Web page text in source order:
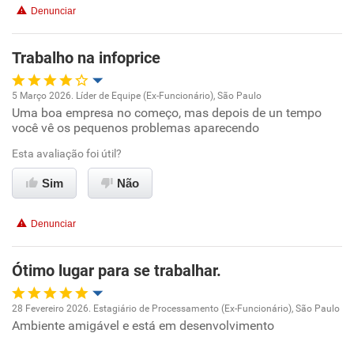
Recomenda esta empresa
Recomenda a diretoria
Denunciar
Trabalho na infoprice
Oportunidade de promoção
Ambiente de trabalho
Conciliação com a vida familiar
Recomenda esta empresa
Não recomenda a diretoria
5 Março 2026. Líder de Equipe (Ex-Funcionário), São Paulo
Uma boa empresa no começo, mas depois de un tempo
você vê os pequenos problemas aparecendo
Esta avaliação foi útil?
Sim Não
Denunciar
Ótimo lugar para se trabalhar.
Oportunidade de promoção
28 Fevereiro 2026. Estagiário de Processamento (Ex-Funcionário), São Paulo
Ambiente amigável e está em desenvolvimento